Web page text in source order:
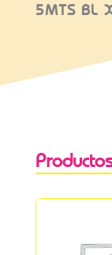
5MTS BL